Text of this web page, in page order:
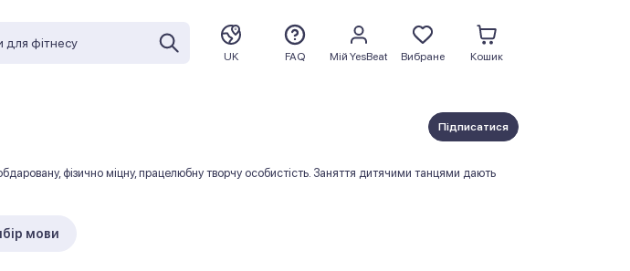
UK FAQ Мій YesBeat Вибране Кошик
Підписатися
фізично міцну, працелюбну творчу особистість. Заняття дитячими танцями дають
мови